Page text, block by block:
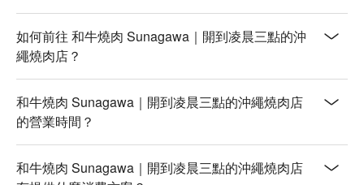
如何前往 和牛燒肉 Sunagawa｜開到凌晨三點的沖
繩燒肉店？
和牛燒肉 Sunagawa｜開到凌晨三點的沖繩燒肉店
的營業時間？
和牛燒肉 Sunagawa｜開到凌晨三點的沖繩燒肉店